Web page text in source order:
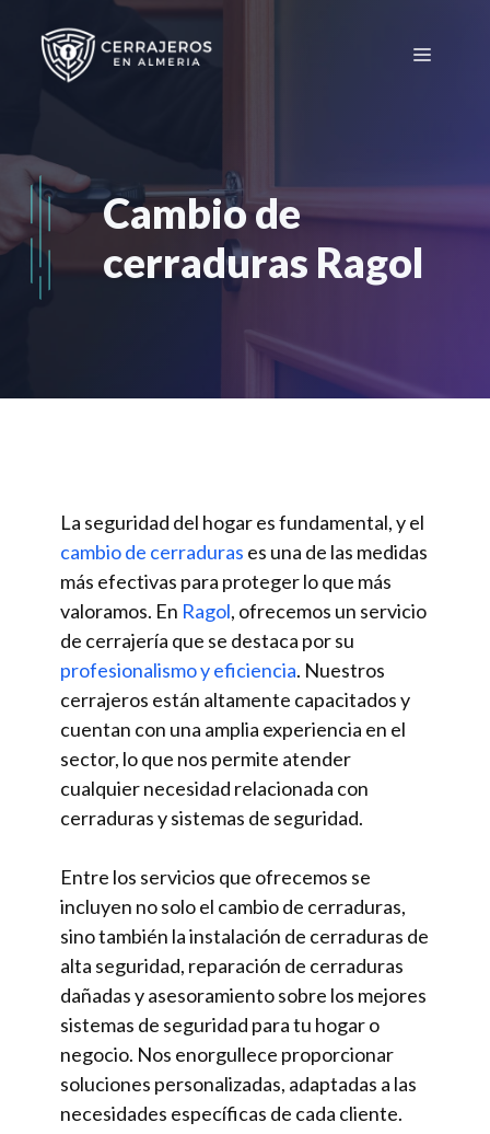
contenido
Menú
Cambio de
cerraduras Ragol
La seguridad del hogar es fundamental, y el
cambio de cerraduras es una de las medidas
más efectivas para proteger lo que más
valoramos. En Ragol, ofrecemos un servicio
de cerrajería que se destaca por su
profesionalismo y eficiencia. Nuestros
cerrajeros están altamente capacitados y
cuentan con una amplia experiencia en el
sector, lo que nos permite atender
cualquier necesidad relacionada con
cerraduras y sistemas de seguridad.
Entre los servicios que ofrecemos se
incluyen no solo el cambio de cerraduras,
sino también la instalación de cerraduras de
alta seguridad, reparación de cerraduras
dañadas y asesoramiento sobre los mejores
sistemas de seguridad para tu hogar o
negocio. Nos enorgullece proporcionar
soluciones personalizadas, adaptadas a las
necesidades específicas de cada cliente.